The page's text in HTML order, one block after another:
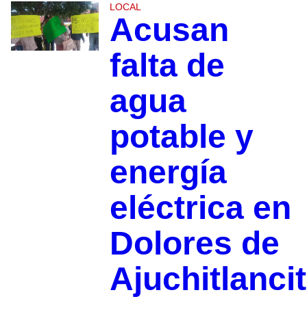
LOCAL
Acusan
falta de
agua
potable y
energía
eléctrica en
Dolores de